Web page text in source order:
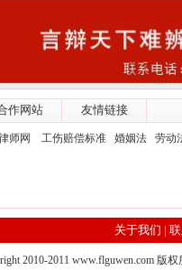
作网站 友情链接
师网 工伤赔偿标准 婚姻法
劳动
关于我们 |
2010-2011 www.flguwen.com 版